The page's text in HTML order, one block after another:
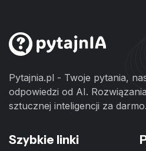
Pytajnia.pl - Twoje pytania,
odpowiedzi od AI.
sztucznej inteligencji za darmo.
Szybkie linki